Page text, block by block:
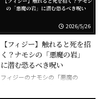
2026/5/26
【フィジー】触れると死を招
く？ナモシの「悪魔の岩」
に潜む恐るべき呪い
フィジーのナモシの「悪魔の
る呪われた岩